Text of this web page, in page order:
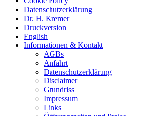
Datenschutzerklärung
Dr. H. Kremer
Druckversion
English
Informationen & Kontakt
AGBs
Anfahrt
Datenschutzerklärung
Disclaimer
Grundriss
Impressum
Links